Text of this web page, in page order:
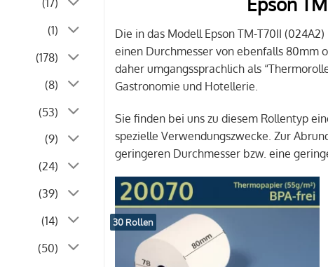
(17)
(1)
(178)
(8)
(53)
(9)
(24)
(39)
(14)
(50)
Die in das Modell Epson TM-T70II
einen Durchmesser von ebenfalls 80mm
daher umgangssprachlich als
Gastronomie und Hotellerie.
Sie finden bei uns zu diesem Rollentyp
spezielle Verwendungszwecke. Zur
geringeren Durchmesser bzw. eine
30 Rollen